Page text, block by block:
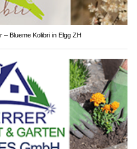
– Blueme Kolibri in Elgg ZH